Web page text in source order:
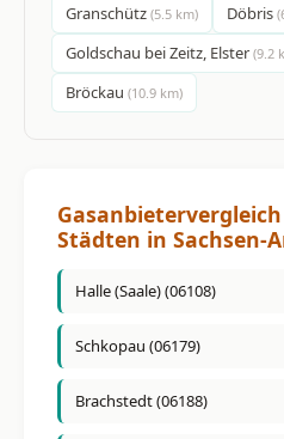
Granschütz (5.5 km) Döbris
Goldschau bei Zeitz, Elster (9.2
Bröckau (10.9 km)
Städten in Sachsen-
Halle (Saale) (06108)
Schkopau (06179)
Brachstedt (06188)